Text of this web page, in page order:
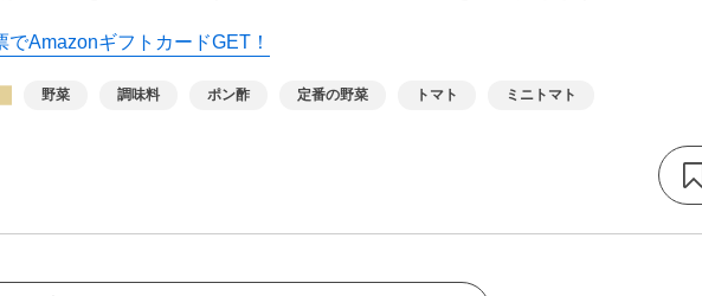
でAmazonギフトカードGET！
野菜 調味料 ポン酢 定番の野菜 トマト ミニトマト